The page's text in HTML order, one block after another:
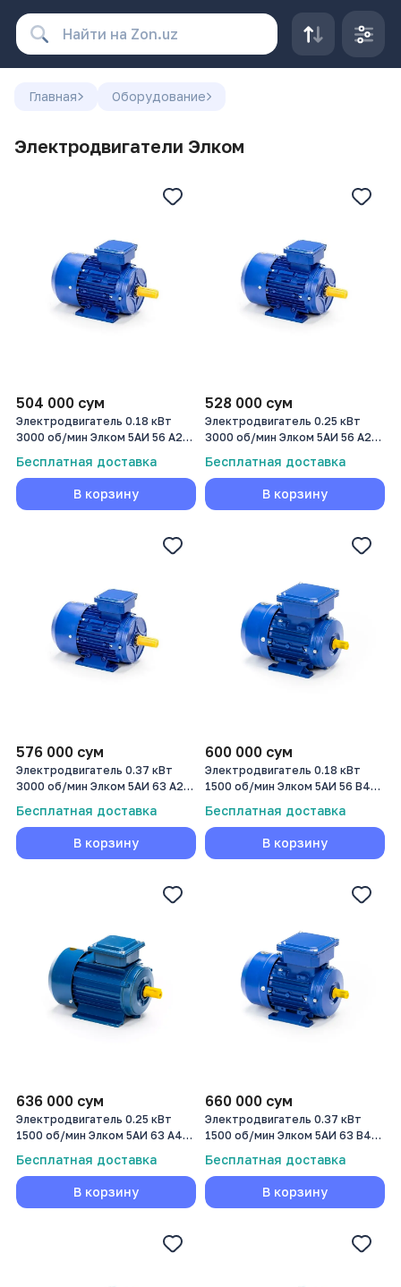
Главная Оборудование
Электродвигатели Элком
504 000сум
Электродвигатель 0.18 кВт
3000 об/мин Элком 5АИ 56 А2
Бесплатная доставка
В корзину
528 000 сум
Электродвигатель 0.25 кВт
3000 об/мин Элком 5АИ 56 А2
Бесплатная доставка
В корзину
576 000сум
Электродвигатель 0.37 кВт
3000 об/мин Элком 5АИ 63 А2
Бесплатная доставка
В корзину
600 000 сум
Электродвигатель 0.18 кВт
1500 об/мин Элком 5АИ 56 В4
Бесплатная доставка
В корзину
636 000сум
Электродвигатель 0.25 кВт
1500 об/мин Элком 5АИ 63 А4
Бесплатная доставка
В корзину
660 000 сум
Электродвигатель 0.37 кВт
1500 об/мин Элком 5АИ 63 В4
Бесплатная доставка
В корзину